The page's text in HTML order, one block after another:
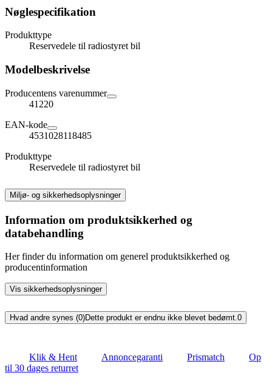
Nøglespecifikation
Produkttype
Reservedele til radiostyret bil
Modelbeskrivelse
Producentens varenummer
41220
EAN-kode
4531028118485
Produkttype
Reservedele til radiostyret bil
Miljø- og sikkerhedsoplysninger
Information om produktsikkerhed og
databehandling
Her finder du information om generel produktsikkerhed og
producentinformation
Vis sikkerhedsoplysninger
Hvad andre synes (0)Dette produkt er endnu ikke blevet bedømt.0
Klik & Hent Annoncegaranti Prismatch
Op
til 30 dages returret